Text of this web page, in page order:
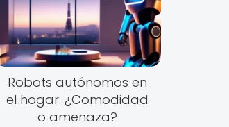
Robots autónomos en
el hogar: ¿Comodidad
o amenaza?